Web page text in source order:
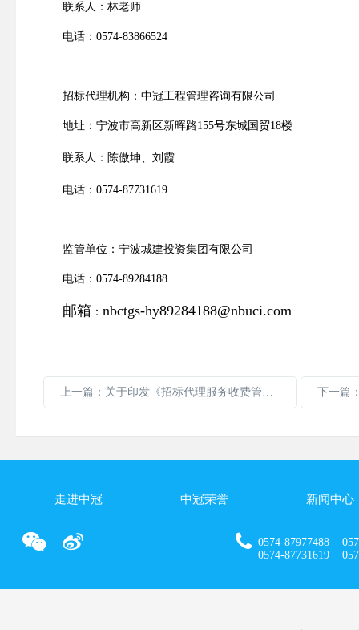
联系人 ： 林老师
电话 ： 0574-83866524
招标代理机构 ： 中冠工程管理咨询有限公司
地址 ： 宁波市高新区新晖路155号东城国贸18楼
联系人 ： 陈傲坤、刘霞
电话 ： 0574-87731619
监管单位 ： 宁波城建投资集团有限公司
电话 ： 0574-89284188
邮箱 ： nbctgs-hy89284188@nbuci.com
上一篇：关于印发《招标代理服务收费管理暂行办法》的通知
走进中冠 中冠荣誉 新闻中心
0574-87977488
0574-87731619